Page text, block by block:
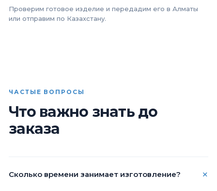
Проверим готовое изделие и передадим его в Алматы
или отправим по Казахстану.
ЧАСТЫЕ ВОПРОСЫ
Что важно знать до
заказа
Сколько времени занимает изготовление?